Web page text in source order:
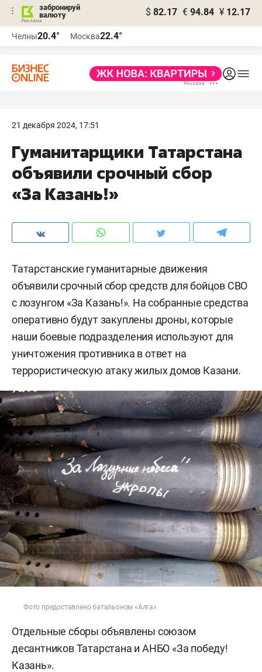
забронируй
валюту
$ 82.17 € 94.84 ¥ 12.17
Челны20.4° Москва22.4°
21 декабря 2024, 17:51
Гуманитарщики Татарстана
объявили срочный сбор
«За Казань!»
Татарстанские гуманитарные движения
объявили срочный сбор средств для бойцов СВО
с лозунгом «За Казань!». На собранные средства
оперативно будут закуплены дроны, которые
наши боевые подразделения используют для
уничтожения противника в ответ на
террористическую атаку жилых домов Казани.
Фото предоставлено батальоном «Алга»
Отдельные сборы объявлены союзом
десантников Татарстана и АНБО «За победу!
Казань».